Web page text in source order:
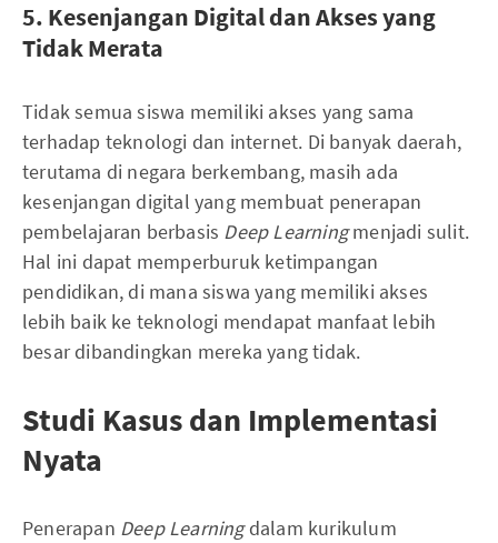
5. Kesenjangan Digital dan Akses yang
Tidak Merata
Tidak semua siswa memiliki akses yang sama
terhadap teknologi dan internet. Di banyak daerah,
terutama di negara berkembang, masih ada
kesenjangan digital yang membuat penerapan
pembelajaran berbasis Deep Learningmenjadi sulit.
Hal ini dapat memperburuk ketimpangan
pendidikan, di mana siswa yang memiliki akses
lebih baik ke teknologi mendapat manfaat lebih
besar dibandingkan mereka yang tidak.
Studi Kasus dan Implementasi
Nyata
Penerapan Deep Learningdalam kurikulum